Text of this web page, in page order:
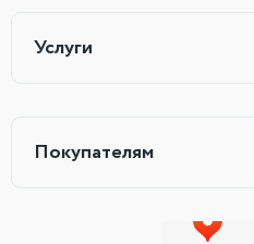
Услуги
Покупателям